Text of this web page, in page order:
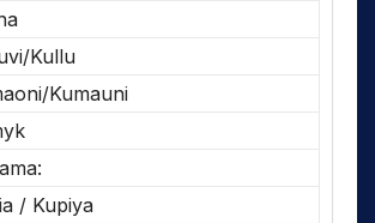
Kullu
Kumauni
/ Kupiya